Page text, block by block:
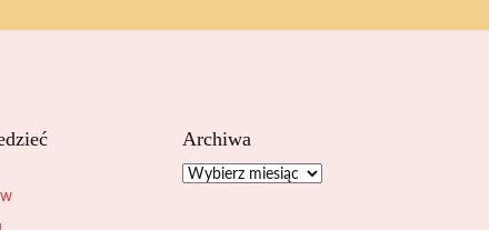
Archiwa
Archiwa